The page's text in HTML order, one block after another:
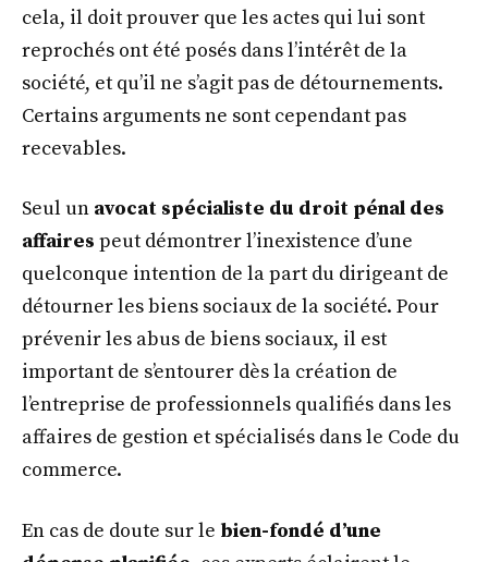
cela, il doit prouver que les actes qui lui sont
reprochés ont été posés dans l’intérêt de la
société, et qu’il ne s’agit pas de détournements.
Certains arguments ne sont cependant pas
recevables.
Seul un avocat spécialiste du droit pénal des
affaires peut démontrer l’inexistence d’une
quelconque intention de la part du dirigeant de
détourner les biens sociaux de la société. Pour
prévenir les abus de biens sociaux, il est
important de s’entourer dès la création de
l’entreprise de professionnels qualifiés dans les
affaires de gestion et spécialisés dans le Code du
commerce.
En cas de doute sur le bien-fondé d’une